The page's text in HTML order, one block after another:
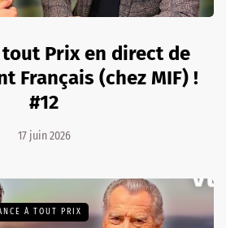
tout Prix en direct de
Français (chez MIF) !
#12
17 juin 2026
À TOUT PRIX